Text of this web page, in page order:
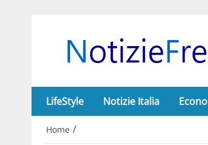
LifeStyle Notizie Italia
Home /